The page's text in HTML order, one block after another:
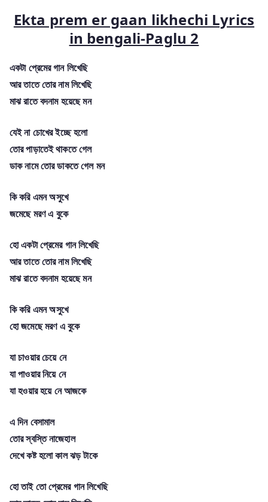
Ekta prem er gaan likhechi Lyrics
in bengali-Paglu 2
একটা প্রেমের গান লিখেছি
আর তাতে তোর নাম লিখেছি
মাঝ রাতে বদনাম হয়েছে মন
যেই না চোখের ইচ্ছে হলো
তোর পাড়াতেই থাকতে গেল
ডাক নামে তোর ডাকতে গেল মন
কি করি এমন অসুখে
জমেছে মরণ এ বুকে
হো একটা প্রেমের গান লিখেছি
আর তাতে তোর নাম লিখেছি
মাঝ রাতে বদনাম হয়েছে মন
কি করি এমন অসুখে
হো জমেছে মরণ এ বুকে
যা চাওয়ার চেয়ে নে
যা পাওয়ার নিয়ে নে
যা হওয়ার হয়ে নে আজকে
এ দিন বেসামাল
তোর স্বস্তি নাজেহাল
দেখে কষ্ট হলো কাল ঝড় টাকে
হো তাই তো প্রেমের গান লিখেছি